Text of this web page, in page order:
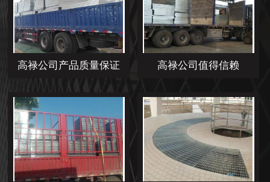
高禄公司产品质量保证 高禄公司值得信赖